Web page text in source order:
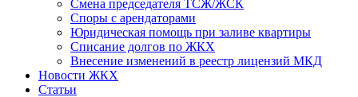
Смена председателя ТСЖ/ЖСК
Споры с арендаторами
Юридическая помощь при заливе квартиры
Списание долгов по ЖКХ
Внесение изменений в реестр лицензий МКД
Новости ЖКХ
Статьи